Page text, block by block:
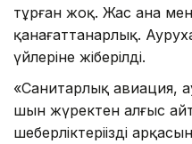
тұрған жоқ. Жас ана мен
қанағаттанарлық.
үйлеріне жіберілді.
«Санитарлық авиация,
шын жүректен алғыс
шеберліктеріңіздің